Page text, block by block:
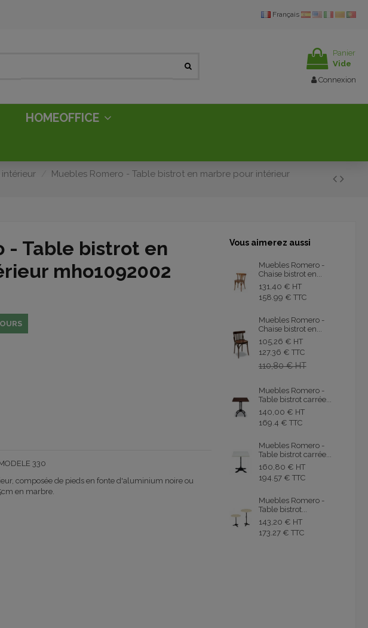
Français
Panier
Vide
Connexion
HOMEOFFICE
Muebles Romero - Table bistrot en marbre pour intérieur
- Table bistrot en
mho1092002
330
composée de pieds en fonte d'aluminium noire ou
en marbre.
Vous aimerez aussi
Muebles Romero -
Chaise bistrot en...
131,40 € HT
158.99 € TTC
Muebles Romero -
Chaise bistrot en...
105,26 € HT
127.36 € TTC
110,80 € HT
Muebles Romero -
Table bistrot carrée...
140,00 € HT
169.4 € TTC
Muebles Romero -
Table bistrot carrée...
160,80 € HT
194.57 € TTC
Muebles Romero -
Table bistrot...
143,20 € HT
173.27 € TTC